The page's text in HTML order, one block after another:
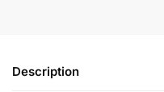
Description